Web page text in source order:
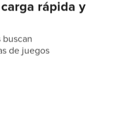
rápida y
buscan
de juegos